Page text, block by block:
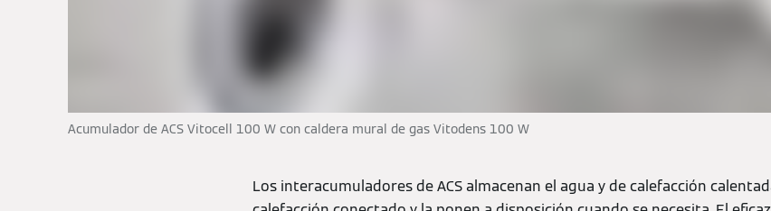
Acumulador de ACS Vitocell 100 W con caldera mural de gas Vitodens 100 W
Los interacumuladores de ACS almacenan el agua y de calefacción